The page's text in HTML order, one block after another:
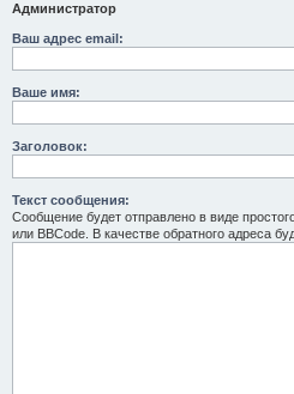
Администратор
Ваш адрес email:
Ваше имя:
Заголовок:
Текст сообщения:
Сообщение будет отправлено в виде
или BBCode. В качестве обратного адреса